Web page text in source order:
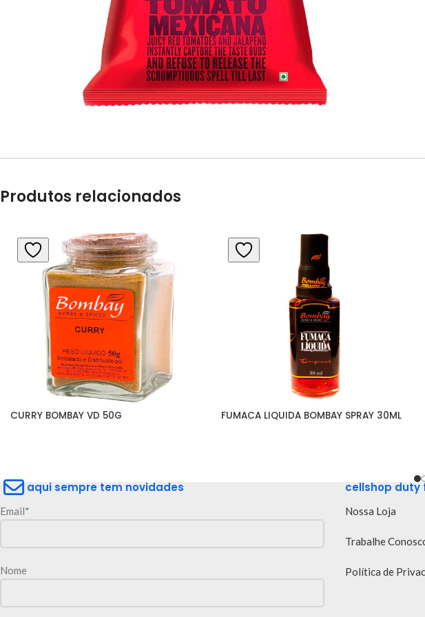
Produtos relacionados
CURRY BOMBAY VD 50G FUMACA LIQUIDA BOMBAY SPRAY 30ML
aqui sempre tem novidades
Email*
Nome
cellshop duty
Nossa Loja
Trabalhe
Política de